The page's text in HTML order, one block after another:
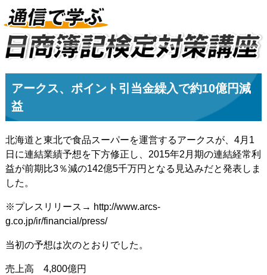
アークス、ポイント引当金繰入で約10億円減
益
北海道と東北で食品スーパーを運営するアークスが、4月1
日に連結業績予想を下方修正し、2015年2月期の連結経常利
益が前期比3％減の142億5千万円となる見込みだと発表しま
した。
※プレスリリース→ http://www.arcs-
g.co.jp/ir/financial/press/
当初の予想は次のとおりでした。
売上高 4,800億円